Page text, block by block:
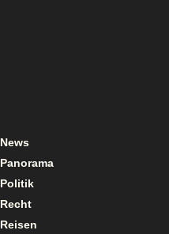
News
Panorama
Politik
Recht
Reisen